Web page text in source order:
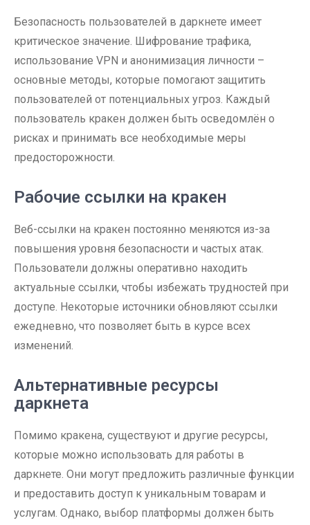
Безопасность пользователей в даркнете имеет
критическое значение. Шифрование трафика,
использование VPN и анонимизация личности –
основные методы, которые помогают защитить
пользователей от потенциальных угроз. Каждый
пользователь кракен должен быть осведомлён о
рисках и принимать все необходимые меры
предосторожности.
Рабочие ссылки на кракен
Веб-ссылки на кракен постоянно меняются из-за
повышения уровня безопасности и частых атак.
Пользователи должны оперативно находить
актуальные ссылки, чтобы избежать трудностей при
доступе. Некоторые источники обновляют ссылки
ежедневно, что позволяет быть в курсе всех
изменений.
Альтернативные ресурсы
даркнета
Помимо кракена, существуют и другие ресурсы,
которые можно использовать для работы в
даркнете. Они могут предложить различные функции
и предоставить доступ к уникальным товарам и
услугам. Однако, выбор платформы должен быть